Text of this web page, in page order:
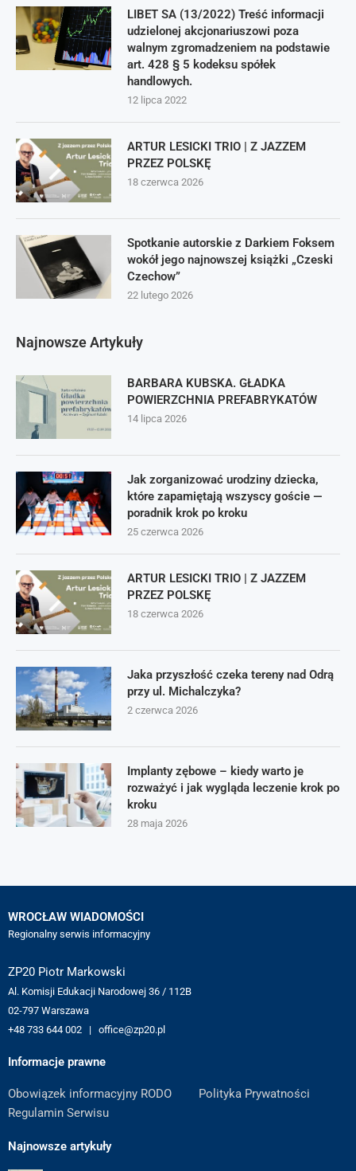
LIBET SA (13/2022) Treść informacji
udzielonej akcjonariuszowi poza
walnym zgromadzeniem na podstawie
art. 428 § 5 kodeksu spółek
handlowych.
12 lipca 2022
ARTUR LESICKI TRIO | Z JAZZEM
PRZEZ POLSKĘ
18 czerwca 2026
Spotkanie autorskie z Darkiem Foksem
wokół jego najnowszej książki „Czeski
Czechow”
22 lutego 2026
Najnowsze Artykuły
BARBARA KUBSKA. GŁADKA
POWIERZCHNIA PREFABRYKATÓW
14 lipca 2026
Jak zorganizować urodziny dziecka,
które zapamiętają wszyscy goście —
poradnik krok po kroku
25 czerwca 2026
ARTUR LESICKI TRIO | Z JAZZEM
PRZEZ POLSKĘ
18 czerwca 2026
Jaka przyszłość czeka tereny nad Odrą
przy ul. Michalczyka?
2 czerwca 2026
Implanty zębowe – kiedy warto je
rozważyć i jak wygląda leczenie krok po
kroku
28 maja 2026
WROCŁAW WIADOMOŚCI
Regionalny serwis informacyjny
ZP20 Piotr Markowski
Al. Komisji Edukacji Narodowej 36 / 112B
02-797 Warszawa
+48 733 644 002 | office@zp20.pl
Informacje prawne
Obowiązek informacyjny RODO
Polityka Prywatności
Regulamin Serwisu
Najnowsze artykuły